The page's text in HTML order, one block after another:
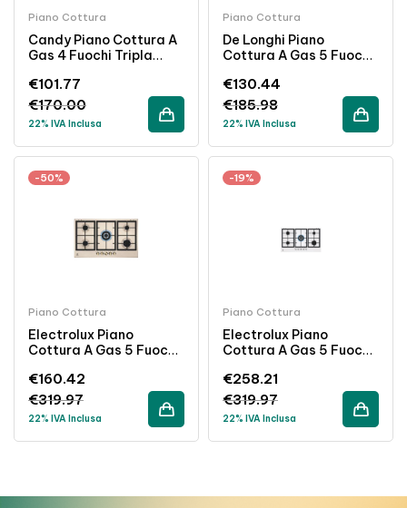
Piano Cottura
Candy Piano Cottura A
Gas 4 Fuochi Tripla
Antracite Da Incasso
€170.00
€101.77
22% IVA Inclusa
Piano Cottura
De Longhi Piano
Cottura A Gas 5 Fuochi
€185.98
€130.44
22% IVA Inclusa
-50%
Piano Cottura
Electrolux Piano
Cottura A Gas 5 Fuochi
Colore Sabbia
€319.97
€160.42
22% IVA Inclusa
-19%
Piano Cottura
Electrolux Piano
Cottura A Gas 5 Fuochi
Ghisa
€319.97
€258.21
22% IVA Inclusa